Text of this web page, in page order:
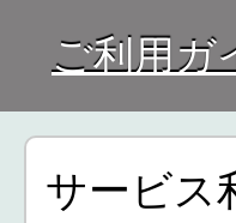
ご利用ガ
サービス